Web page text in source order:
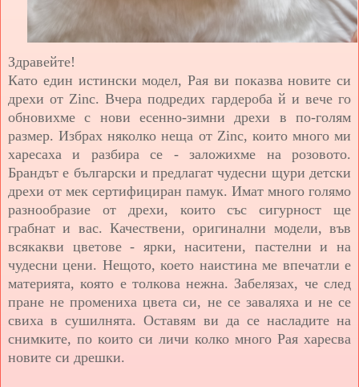
Здравейте!
Като един истински модел, Рая ви показва новите си
дрехи от Zinc. Вчера подредих гардероба й и вече го
обновихме с нови есенно-зимни дрехи в по-голям
размер. Избрах няколко неща от Zinc, които много ми
харесаха и разбира се - заложихме на розовото.
Брандът е български и предлагат чудесни щури детски
дрехи от мек сертифициран памук. Имат много голямо
разнообразие от дрехи, които със сигурност ще
грабнат и вас. Качествени, оригинални модели, във
всякакви цветове - ярки, наситени, пастелни и на
чудесни цени. Нещото, което наистина ме впечатли е
материята, която е толкова нежна. Забелязах, че след
пране не промениха цвета си, не се заваляха и не се
свиха в сушилнята. Оставям ви да се насладите на
снимките, по които си личи колко много Рая харесва
новите си дрешки.